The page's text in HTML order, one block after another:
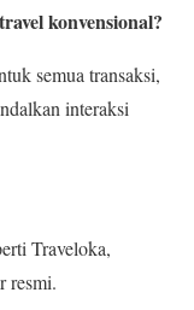
konvensional?
semua transaksi,
interaksi
Traveloka,
resmi.